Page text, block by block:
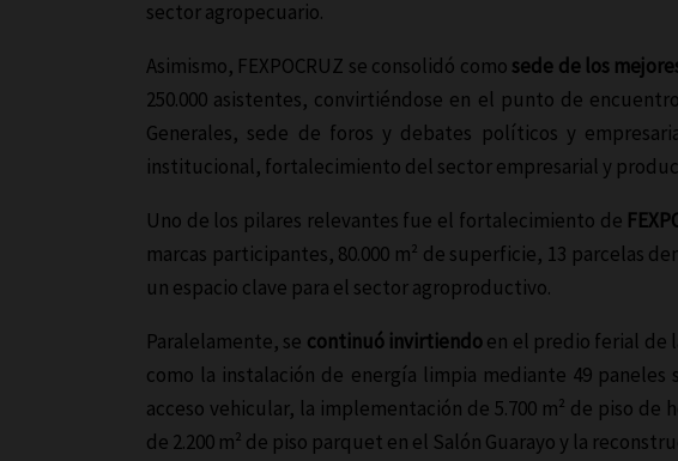
sector agropecuario.
Asimismo, FEXPOCRUZ se consolidó como sede de los
250.000 asistentes, convirtiéndose en el punto de
Generales, sede de foros y debates políticos y
institucional, fortalecimiento del sector empresarial y
Uno de los pilares relevantes fue el fortalecimiento de
marcas participantes, 80.000 m² de superficie, 13 parcelas
un espacio clave para el sector agroproductivo.
Paralelamente, se continuó invirtiendoen el predio ferial de
como la instalación de energía limpia mediante 49
acceso vehicular, la implementación de 5.700 m² de piso
de 2.200 m² de piso parquet en el Salón Guarayo y la